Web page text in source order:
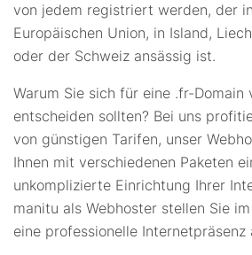
von jedem registriert werden, der
Europäischen Union, in Island,
oder der Schweiz ansässig ist.
Warum Sie sich für eine .fr-Domain
entscheiden sollten? Bei uns
von günstigen Tarifen, unser
Ihnen mit verschiedenen Paketen
unkomplizierte Einrichtung Ihrer
manitu als Webhoster stellen Sie
eine professionelle Internetpräsenz